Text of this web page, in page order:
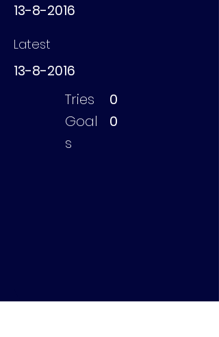
13-8-2016
Latest
13-8-2016
Tries
0
Goal
s
0